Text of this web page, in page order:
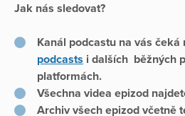
Jak nás sledovat?
Kanál podcastu na vás čeká
podcasts i dalších běžných
platformách.
Všechna videa epizod
Archiv všech epizod včetně